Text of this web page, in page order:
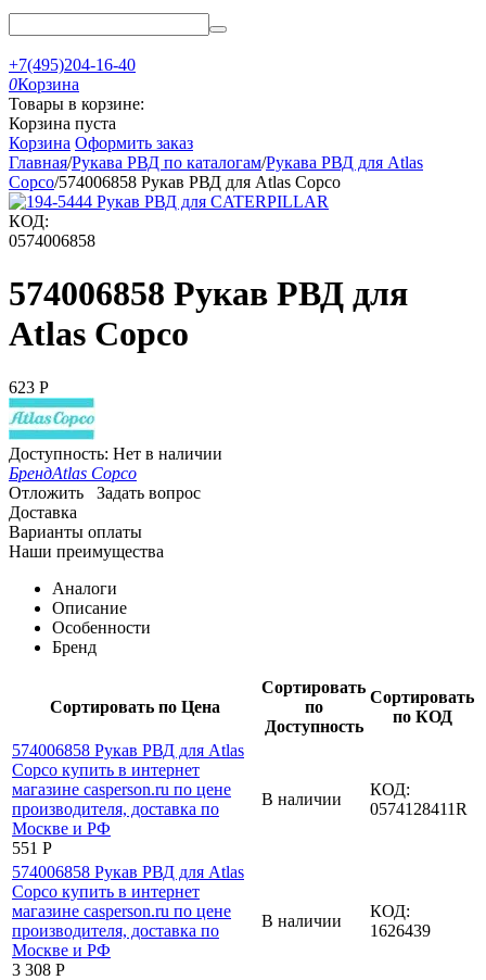
+7(495)204-16-40
0Корзина
Товары в корзине:
Корзина пуста
Корзина Оформить заказ
Главная/Рукава РВД по каталогам/Рукава РВД для Atlas
Copco/574006858 Рукав РВД для Atlas Copco
КОД:
0574006858
574006858 Рукав РВД для
Atlas Copco
‍623‍ Р
Доступность: Нет в наличии
БрендAtlas Copco
Отложить
Задать вопрос
Доставка
Варианты оплаты
Наши преимущества
Аналоги
Описание
Особенности
Бренд
Сортировать по Цена
Сортировать
по
Доступность
Сортировать
по КОД
‍551‍ Р
В наличии
КОД:
0574128411R
3 308 Р
В наличии
КОД:
1626439